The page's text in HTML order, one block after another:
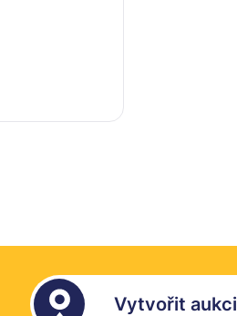
Vytvořit aukci